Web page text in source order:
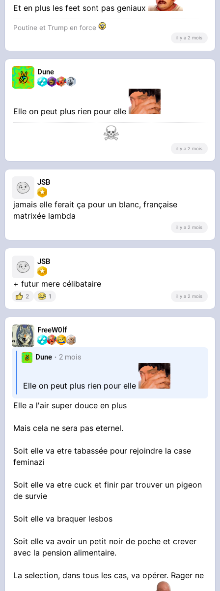
Et en plus les feet sont pas geniaux
Poutine et Trump en force
il y a 2 mois
Dune
Elle on peut plus rien pour elle
il y a 2 mois
JSB
jamais elle ferait ça pour un blanc, française
matrixée lambda
il y a 2 mois
JSB
+ futur mere célibataire
2 1 il y a 2 mois
FreeW0lf
Dune 2 mois
Elle on peut plus rien pour elle
Elle a l'air super douce en plus
Mais cela ne sera pas eternel.
Soit elle va etre tabassée pour rejoindre la case
feminazi
Soit elle va etre cuck et finir par trouver un pigeon
de survie
Soit elle va braquer lesbos
Soit elle va avoir un petit noir de poche et crever
avec la pension alimentaire.
La selection, dans tous les cas, va opérer. Rager ne